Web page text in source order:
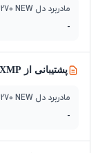
مادربرد دل M.B DELL Z270 NEW
-
پشتیبانی از XMP
مادربرد دل M.B DELL Z270 NEW
-